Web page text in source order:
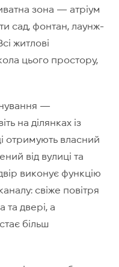
зона — атріум
сад, фонтан, лаунж-
житлові
цього простору,
—
на ділянках із
отримують власний
від вулиці та
виконує функцію
свіже повітря
та двері, а
більш